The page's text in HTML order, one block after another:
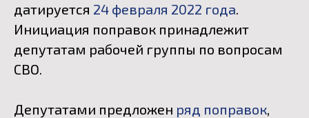
датируется 24 февраля 2022 года.
Инициация поправок принадлежит
депутатам рабочей группы по вопросам
СВО.
Депутатами предложен ряд поправок,